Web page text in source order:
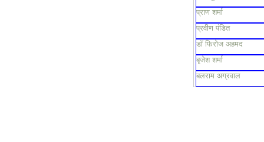
प्राण शर्मा
प्रवीण पंडित
डॉ फिरोज अहमद
बृजेश शर्मा
बलराम अग्रवाल